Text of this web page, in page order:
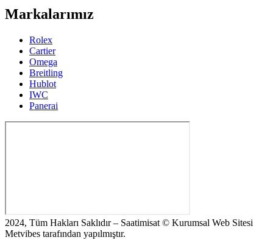
Markalarımız
Rolex
Cartier
Omega
Breitling
Hublot
IWC
Panerai
2024, Tüm Hakları Saklıdır – Saatimisat © Kurumsal Web Sitesi
Metvibes tarafından yapılmıştır.